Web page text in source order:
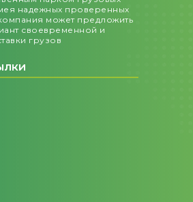
надежных проверенных
может предложить
своевременной и
грузов